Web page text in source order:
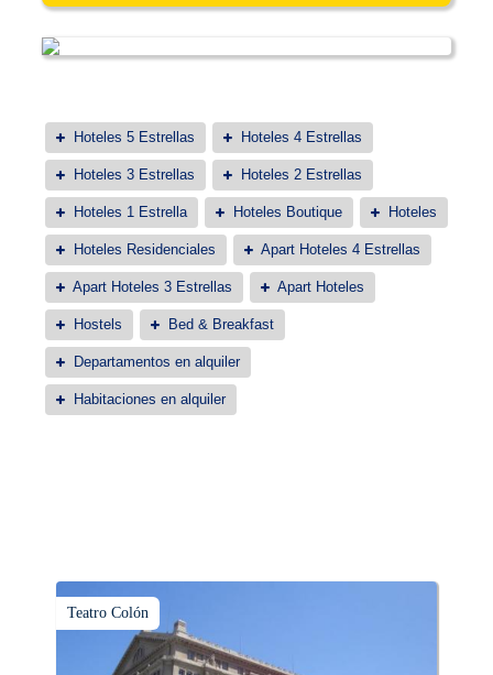
Hoteles 5 Estrellas Hoteles 4 Estrellas
Hoteles 3 Estrellas Hoteles 2 Estrellas
Hoteles 1 Estrella Hoteles Boutique Hoteles
Hoteles Residenciales Apart Hoteles 4 Estrellas
Apart Hoteles 3 Estrellas Apart Hoteles
Hostels Bed & Breakfast
Departamentos en alquiler
Habitaciones en alquiler
Teatro Colón